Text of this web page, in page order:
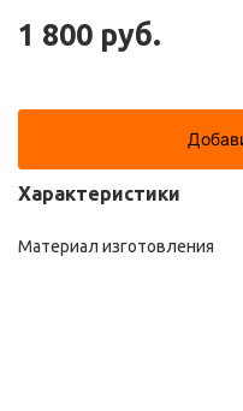
1 800 руб.
Характеристики
Материал изготовления